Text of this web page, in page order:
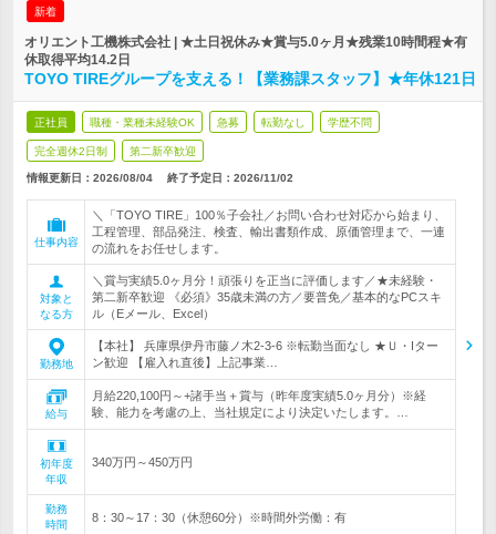
新着
オリエント工機株式会社 | ★土日祝休み★賞与5.0ヶ月★残業10時間程★有
休取得平均14.2日
TOYO TIREグループを支える！【業務課スタッフ】★年休121日
正社員 職種・業種未経験OK 急募 転勤なし 学歴不問
完全週休2日制 第二新卒歓迎
情報更新日：2026/08/04 終了予定日： 2026/11/02
仕事内容
＼「TOYO TIRE」100％子会社／お問い合わせ対応から始まり、
工程管理、部品発注、検査、輸出書類作成、原価管理まで、一連
の流れをお任せします。
対象と
なる方
＼賞与実績5.0ヶ月分！頑張りを正当に評価します／★未経験・
第二新卒歓迎 《必須》35歳未満の方／要普免／基本的なPCスキ
ル（Eメール、Excel）
勤務地
【本社】 兵庫県伊丹市藤ノ木2-3-6 ※転勤当面なし ★Ｕ・Iター
ン歓迎 【雇入れ直後】上記事業…
給与
月給220,100円～+諸手当＋賞与（昨年度実績5.0ヶ月分）※経
験、能力を考慮の上、当社規定により決定いたします。…
初年度
年収
340万円～450万円
勤務
時間
8：30～17：30（休憩60分）※時間外労働：有